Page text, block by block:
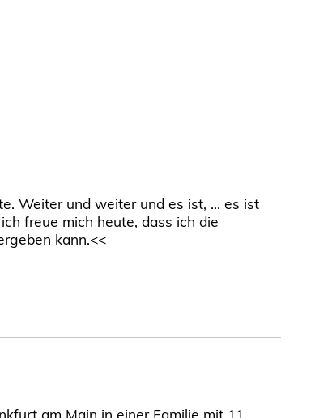
Weiter und weiter und es ist, … es ist
freue mich heute, dass ich die
kann.<<
am Main in einer Familie mit 11